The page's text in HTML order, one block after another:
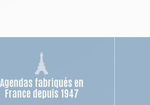
Agendas fabriqués en
France depuis 1947